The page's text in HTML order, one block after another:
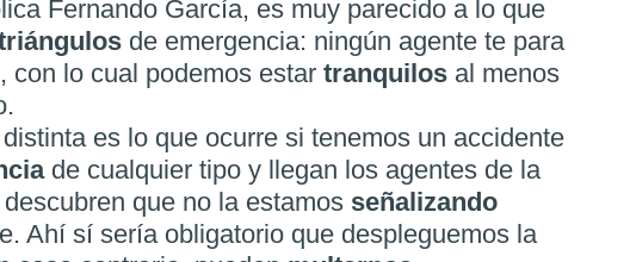
Fernando García, es muy parecido a lo que
de emergencia: ningún agente te para
con lo cual podemos estar tranquilos al menos
es lo que ocurre si tenemos un accidente
de cualquier tipo y llegan los agentes de la
que no la estamos señalizando
Ahí sí sería obligatorio que despleguemos la